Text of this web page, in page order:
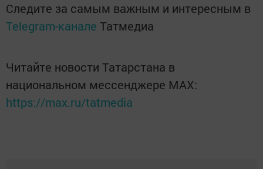
Следите за самым важным и интересным в
Telegram-канале Татмедиа
Читайте новости Татарстана в
национальном мессенджере MАХ:
https://max.ru/tatmedia